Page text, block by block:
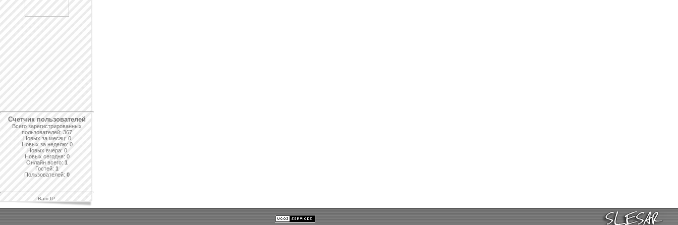
Счетчик пользователей
Всего зарегистрированных
пользователей: 367
Новых за месяц: 0
Новых за неделю: 0
Новых вчера: 0
Новых сегодня: 0
Онлайн всего: 1
Гостей: 1
Пользователей: 0
Ваш IP: